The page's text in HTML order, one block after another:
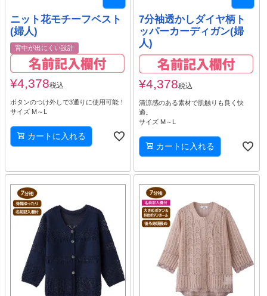
ニット花モチーフベスト
(婦人)
背中が出にくい設計
¥4,378税込
ボタンのつけ外しで3通りに使用可能！
サイズ M～L
カートに入れる
7分袖透かしダイヤ柄ト
ッパーカーディガン(婦
人)
¥4,378税込
清涼感のある素材で肌触りも良く快
適。
サイズ M～L
カートに入れる